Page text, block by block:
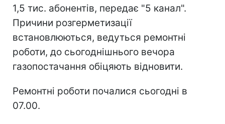
1,5 тис. абонентів, передає "5 канал".
Причини розгерметизації
встановлюються, ведуться ремонтні
роботи, до сьогоднішнього вечора
газопостачання обіцяють відновити.
Ремонтні роботи почалися сьогодні в
07.00.